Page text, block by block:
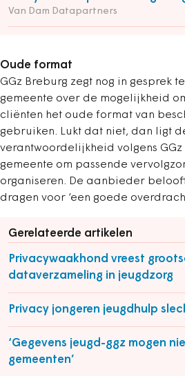
Van Dam Datapartners
Oude format
GGz Breburg zegt nog in gesprek
gemeente over de mogelijkheid
cliënten het oude format van
gebruiken. Lukt dat niet, dan ligt
verantwoordelijkheid volgens
gemeente om passende
organiseren. De aanbieder
dragen voor ‘een goede
Gerelateerde artikelen
Privacywaakhond vreest
dataverzameling in jeugdzorg
Privacy jongeren jeugdhulp
‘Gegevens jeugd-ggz mogen
gemeenten’